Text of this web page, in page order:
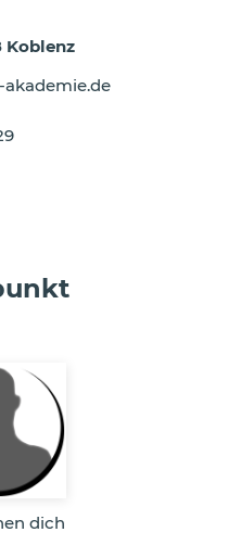
Koblenz
akademie.de
dich